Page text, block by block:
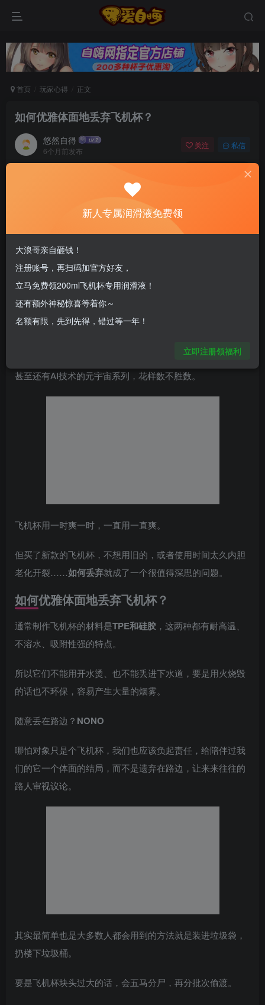
首页 玩家心得 正文
如何优雅体面地丢弃飞机杯？
悠然自得
6个月前发布
关注 私信
新老司机速来！注册自嗨网+扫码加好友，即
送200ml润滑液→
近几年来，飞机杯的发展可谓是突飞猛进。
还记得刚出社会那会，市面上出现的飞机杯，大多数以手
动、单一内胆、女优代言为主，整体造型以及功能都比较原
始，没有太多亮点。
再到现在，电动杯、各具特色的内胆、抽空吮吸技术、恒温
加热、震动马达、还有衍生出的倒模名器……
甚至还有AI技术的元宇宙系列，花样数不胜数。
飞机杯用一时爽一时，一直用一直爽。
但买了新款的飞机杯，不想用旧的，或者使用时间太久内胆
老化开裂……如何丢弃就成了一个很值得深思的问题。
如何优雅体面地丢弃飞机杯？
通常制作飞机杯的材料是TPE和硅胶 ，这两种都有耐高温、
不溶水、吸附性强的特点。
所以它们不能用开水烫、也不能丢进下水道，要是用火烧毁
的话也不环保，容易产生大量的烟雾。
随意丢在路边？ NONO
哪怕对象只是个飞机杯，我们也应该负起责任，给陪伴过我
们的它一个体面的结局，而不是遗弃在路边，让来来往往的
路人审视议论。
其实最简单也是大多数人都会用到的方法就是装进垃圾袋，
扔楼下垃圾桶。
要是飞机杯块头过大的话，会五马分尸，再分批次偷渡。
新人专属润滑液免费领
大浪哥亲自砸钱！
注册账号，再扫码加官方好友，
立马免费领200ml飞机杯专用润滑液！
还有额外神秘惊喜等着你～
名额有限，先到先得，错过等一年！
立即注册领福利